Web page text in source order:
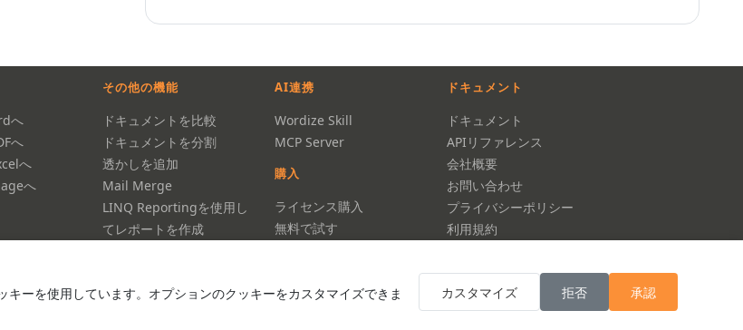
ーを使用しています。オプションのクッキーをカスタマイズできま
カスタマイズ 拒否 承認
へ
へ
へ
へ
その他の機能
ドキュメントを比較
ドキュメントを分割
透かしを追加
Mail Merge
LINQ Reportingを使用し
てレポートを作成
AI連携
Wordize Skill
MCP Server
購入
ライセンス購入
無料で試す
ドキュメント
ドキュメント
APIリファレンス
会社概要
お問い合わせ
プライバシーポリシー
利用規約